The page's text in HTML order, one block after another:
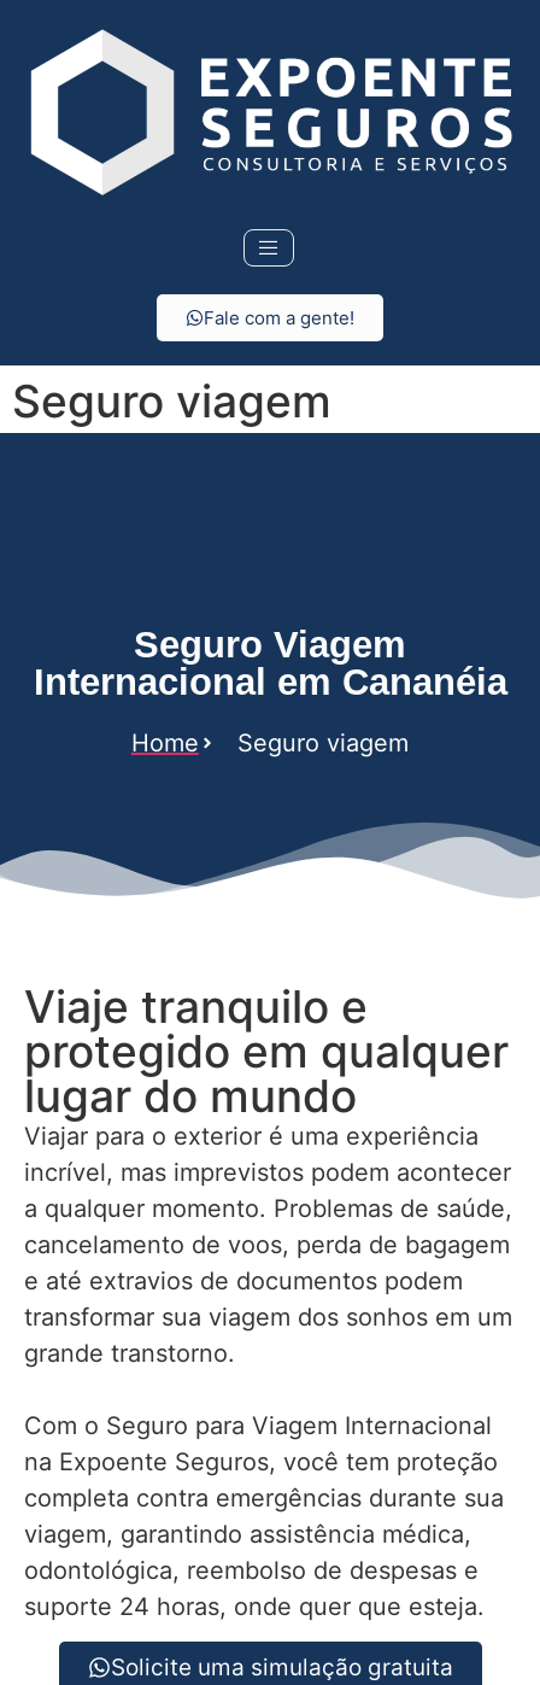
Fale com a gente!
Seguro viagem
Seguro Viagem
Internacional em Cananéia
Home Seguro viagem
Viaje tranquilo e
protegido em qualquer
lugar do mundo
Viajar para o exterior é uma experiência
incrível, mas imprevistos podem acontecer
a qualquer momento. Problemas de saúde,
cancelamento de voos, perda de bagagem
e até extravios de documentos podem
transformar sua viagem dos sonhos em um
grande transtorno.
Com o Seguro para Viagem Internacional
na Expoente Seguros, você tem proteção
completa contra emergências durante sua
viagem, garantindo assistência médica,
odontológica, reembolso de despesas e
suporte 24 horas, onde quer que esteja.
Solicite uma simulação gratuita